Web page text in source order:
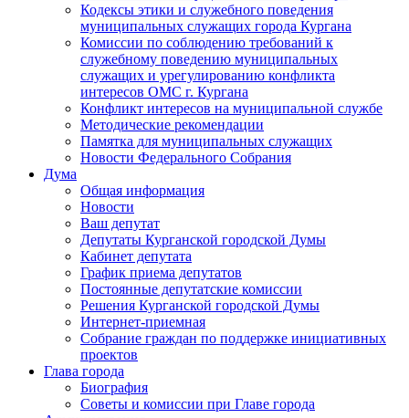
Кодексы этики и служебного поведения
муниципальных служащих города Кургана
Комиссии по соблюдению требований к
служебному поведению муниципальных
служащих и урегулированию конфликта
интересов ОМС г. Кургана
Конфликт интересов на муниципальной службе
Методические рекомендации
Памятка для муниципальных служащих
Новости Федерального Cобрания
Дума
Общая информация
Новости
Ваш депутат
Депутаты Курганской городской Думы
Кабинет депутата
График приема депутатов
Постоянные депутатские комиссии
Решения Курганской городской Думы
Интернет-приемная
Собрание граждан по поддержке инициативных
проектов
Глава города
Биография
Советы и комиссии при Главе города